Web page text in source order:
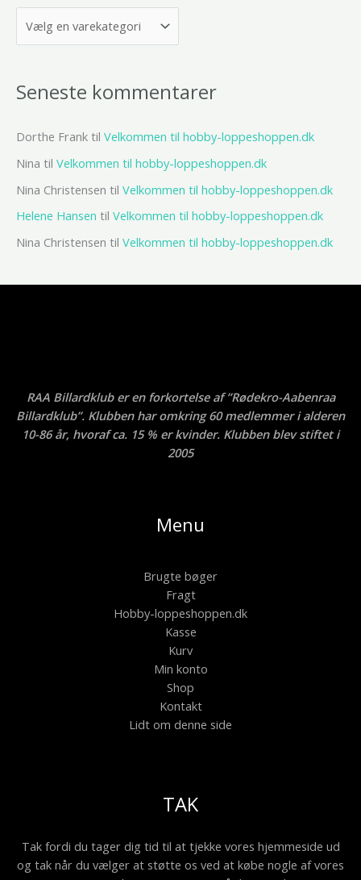
Seneste kommentarer
Dorthe Frank til Velkommen til hobby-loppeshoppen.dk
Nina til Velkommen til hobby-loppeshoppen.dk
Nina Christensen til Velkommen til hobby-loppeshoppen.dk
Helene Hansen til Velkommen til hobby-loppeshoppen.dk
Nina Christensen til Velkommen til hobby-loppeshoppen.dk
RAA Billardklub er en forkortelse af ”Rødekro-Aabenraa
Billardklub”. Klubben har omkring 60 medlemmer i alderen
10-86 år, hvoraf ca. 15 % er kvinder. Klubben blev stiftet i
2005
Menu
Brugte bøger
Fragt
Hobby-loppeshoppen.dk
Kasse
Kurv
Min konto
Shop
Kontakt
Lidt om denne side
TAK
Tak fordi du tager dig tid til at tjekke vores hjemmeside ud
og tak når du vælger at støtte os ved at købe nogle af vores